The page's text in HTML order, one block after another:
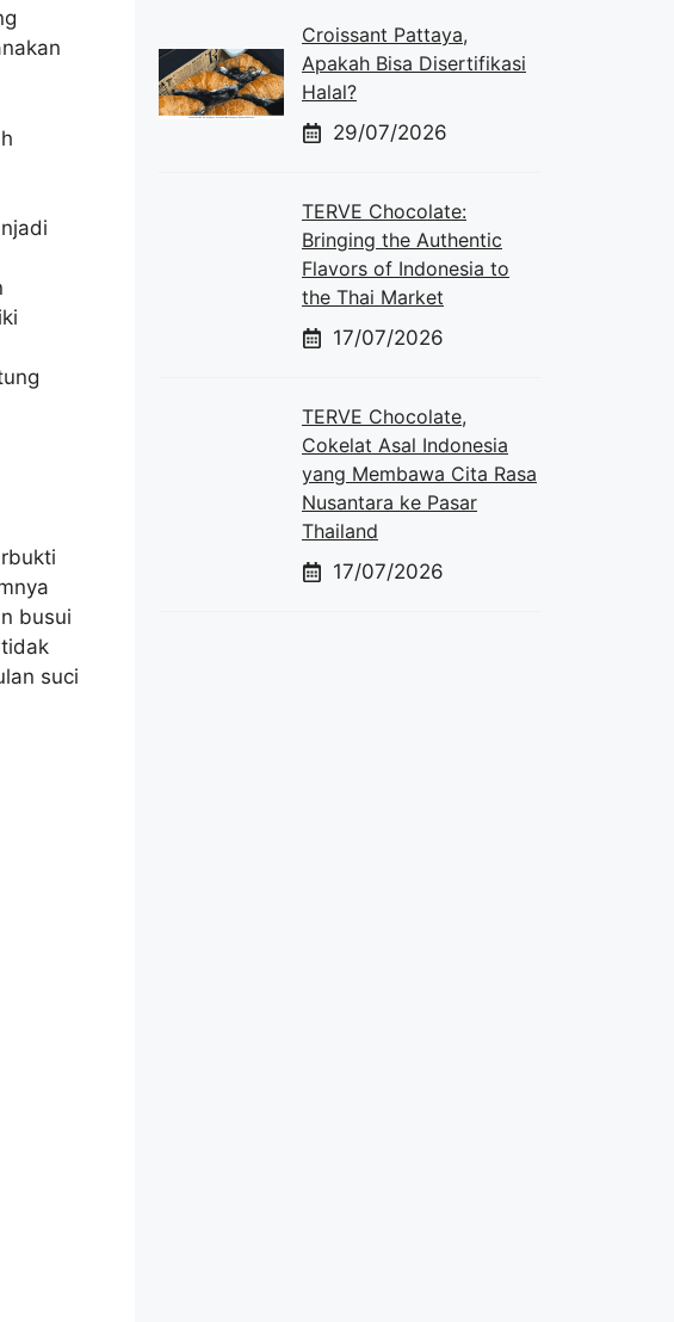
busui
suci
Croissant Pattaya,
Apakah Bisa Disertifikasi
Halal?
29/07/2026
TERVE Chocolate:
Bringing the Authentic
Flavors of Indonesia to
the Thai Market
17/07/2026
TERVE Chocolate,
Cokelat Asal Indonesia
yang Membawa Cita Rasa
Nusantara ke Pasar
Thailand
17/07/2026